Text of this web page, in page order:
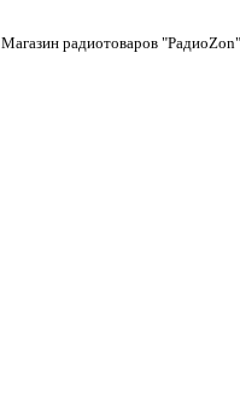
Магазин радиотоваров "РадиоZon"